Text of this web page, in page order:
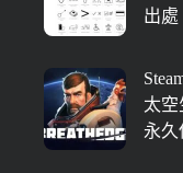
出處
太空
永久